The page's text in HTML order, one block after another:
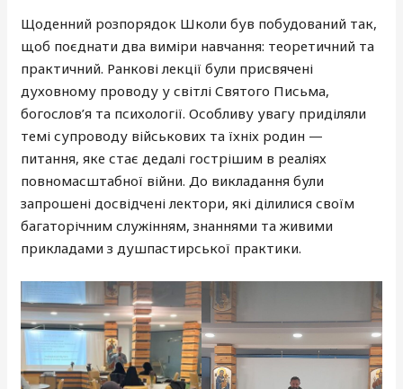
Щоденний розпорядок Школи був побудований так,
щоб поєднати два виміри навчання: теоретичний та
практичний. Ранкові лекції були присвячені
духовному проводу у світлі Святого Письма,
богослов’я та психології. Особливу увагу приділяли
темі супроводу військових та їхніх родин —
питання, яке стає дедалі гострішим в реаліях
повномасштабної війни. До викладання були
запрошені досвідчені лектори, які ділилися своїм
багаторічним служінням, знаннями та живими
прикладами з душпастирської практики.